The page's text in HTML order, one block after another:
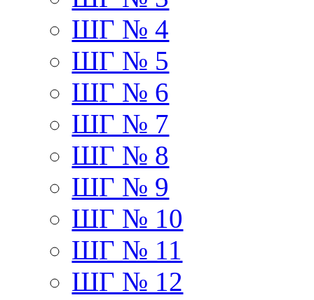
ШГ № 4
ШГ № 5
ШГ № 6
ШГ № 7
ШГ № 8
ШГ № 9
ШГ № 10
ШГ № 11
ШГ № 12